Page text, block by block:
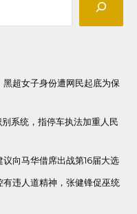
超女子身份遭网民起底为保
系统，指停车执法加重人民
向马华借席出战第16届大选
违人道精神，张健锋促巫统